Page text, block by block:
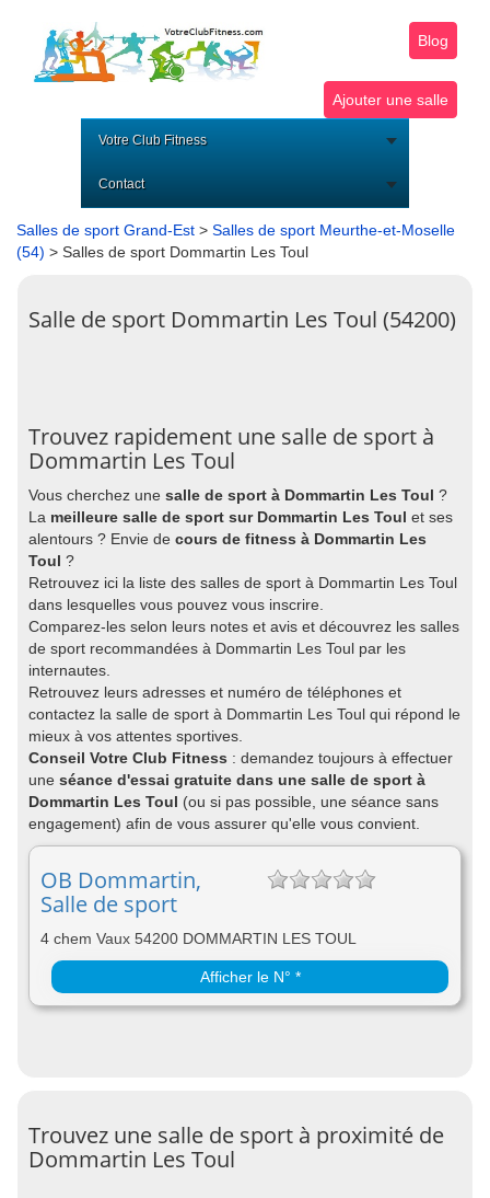
Blog
Ajouter une salle
Votre Club Fitness
Contact
Salles de sport Grand-Est > Salles de sport Meurthe-et-Moselle
(54) > Salles de sport Dommartin Les Toul
Salle de sport Dommartin Les Toul (54200)
Trouvez rapidement une salle de sport à
Dommartin Les Toul
Vous cherchez une salle de sport à Dommartin Les Toul ?
La meilleure salle de sport sur Dommartin Les Toul et ses
alentours ? Envie de cours de fitness à Dommartin Les
Toul ?
Retrouvez ici la liste des salles de sport à Dommartin Les Toul
dans lesquelles vous pouvez vous inscrire.
Comparez-les selon leurs notes et avis et découvrez les salles
de sport recommandées à Dommartin Les Toul par les
internautes.
Retrouvez leurs adresses et numéro de téléphones et
contactez la salle de sport à Dommartin Les Toul qui répond le
mieux à vos attentes sportives.
Conseil Votre Club Fitness : demandez toujours à effectuer
une séance d'essai gratuite dans une salle de sport à
Dommartin Les Toul (ou si pas possible, une séance sans
engagement) afin de vous assurer qu'elle vous convient.
OB Dommartin,
Salle de sport
4 chem Vaux 54200 DOMMARTIN LES TOUL
Afficher le N° *
Trouvez une salle de sport à proximité de
Dommartin Les Toul